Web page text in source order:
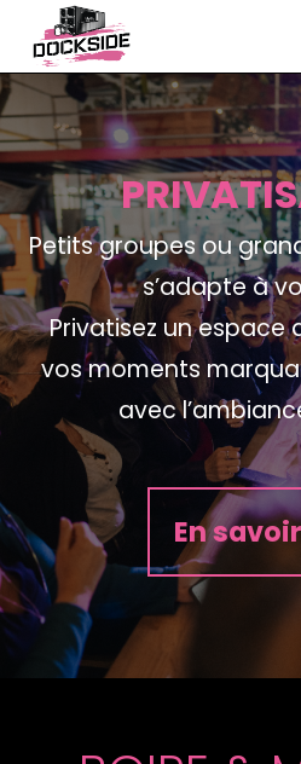
Petits groupes ou
s’adapte à
Privatisez un espace
vos moments
avec
En